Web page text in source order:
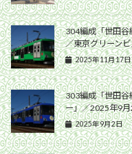
304編成「世田谷
／東京グリーン
2025年11月17日
303編成「世田谷
ー」／2025年9
2025年9月2日